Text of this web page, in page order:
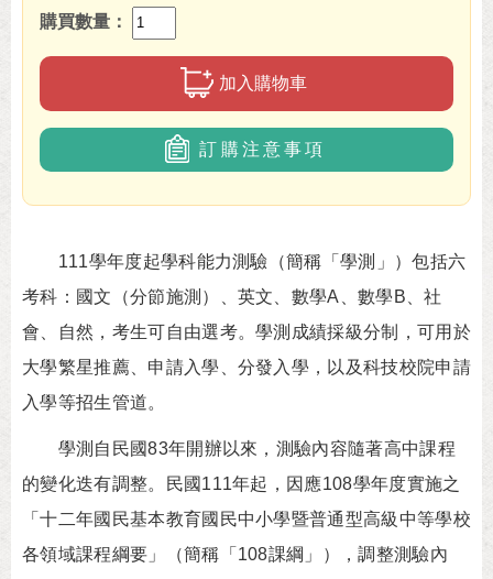
購買數量
加入購物車
訂購注意事項
111學年度起學科能力測驗（簡稱「學測」）包括六
考科：國文（分節施測）、英文、數學A、數學B、社
會、自然，考生可自由選考。學測成績採級分制，可用於
大學繁星推薦、申請入學、分發入學，以及科技校院申請
入學等招生管道。
學測自民國83年開辦以來，測驗內容隨著高中課程
的變化迭有調整。民國111年起，因應108學年度實施之
「十二年國民基本教育國民中小學暨普通型高級中等學校
各領域課程綱要」（簡稱「108課綱」），調整測驗內